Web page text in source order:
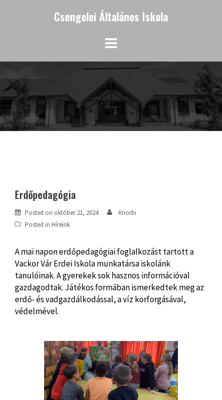
Csengelei Általános Iskola
Erdőpedagógia
Posted on október 21, 2024
Knorbi
Posted in Híreink
A mai napon erdőpedagógiai foglalkozást tartott a
Vackor Vár Erdei Iskola munkatársa iskolánk
tanulóinak. A gyerekek sok hasznos információval
gazdagodtak. Játékos formában ismerkedtek meg az
erdő- és vadgazdálkodással, a víz körforgásával,
védelmével.